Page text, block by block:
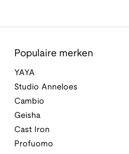
Populaire merken
YAYA
Studio Anneloes
Cambio
Geisha
Cast Iron
Profuomo